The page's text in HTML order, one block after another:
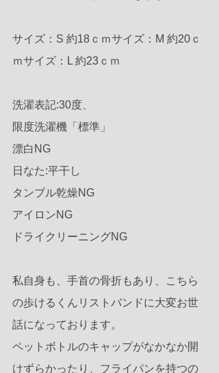
サイズ：S 約18ｃｍサイズ：M 約20ｃ
ｍサイズ：L 約23ｃｍ
洗濯表記:30度、
限度洗濯機「標準」
漂白NG
日なた:平干し
タンブル乾燥NG
アイロンNG
ドライクリーニングNG
私自身も、手首の骨折もあり、こちら
の歩けるくんリストバンドに大変お世
話になっております。
ペットボトルのキャップがなかなか開
けずらかったり、フライパンを持つの